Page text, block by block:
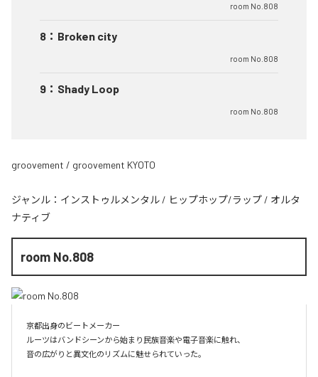
room No.808
8 ： Broken city
room No.808
9 ： Shady Loop
room No.808
groovement / groovement KYOTO
ジャンル： インストゥルメンタル / ヒップホップ/ラップ / オルタ
ナティブ
room No.808
京都出身のビートメーカー
ルーツはバンドシーンから始まり民族音楽や電子音楽に触れ、
音の広がりと異文化のリズムに魅せられていった。